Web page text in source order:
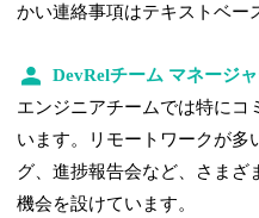
かい連絡事項はテキストベー
DevRelチーム マネージ
エンジニアチームでは特にコ
います。リモートワークが多
グ、進捗報告会など、さまざ
機会を設けています。